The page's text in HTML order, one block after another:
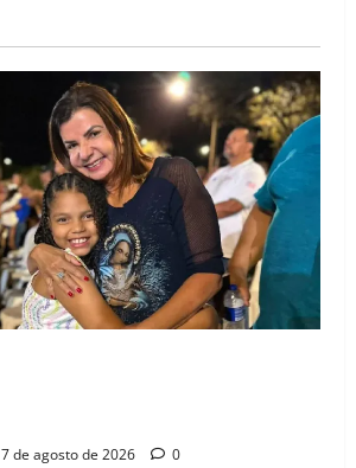
7 de agosto de 2026 0